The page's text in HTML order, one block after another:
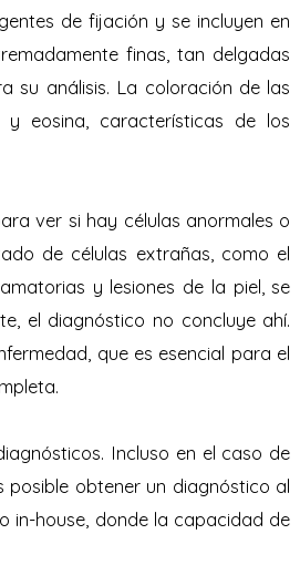
de fijación y se incluyen en
finas, tan delgadas
su análisis. La coloración de las
y eosina, características de los
ver si hay células anormales o
de células extrañas, como el
y lesiones de la piel, se
el diagnóstico no concluye ahí.
que es esencial para el
Incluso en el caso de
posible obtener un diagnóstico al
in-house, donde la capacidad de